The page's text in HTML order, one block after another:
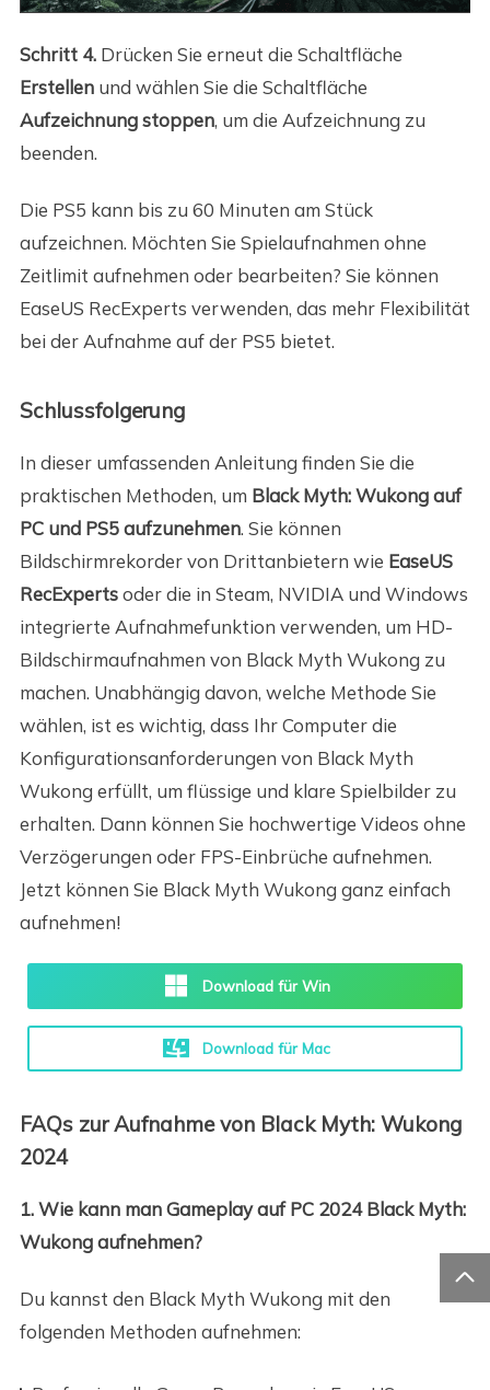
Schritt 4. Drücken Sie erneut die Schaltfläche
Erstellen und wählen Sie die Schaltfläche
Aufzeichnung stoppen, um die Aufzeichnung zu
beenden.
Die PS5 kann bis zu 60 Minuten am Stück
aufzeichnen. Möchten Sie Spielaufnahmen ohne
Zeitlimit aufnehmen oder bearbeiten? Sie können
EaseUS RecExperts verwenden, das mehr Flexibilität
bei der Aufnahme auf der PS5 bietet.
Schlussfolgerung
In dieser umfassenden Anleitung finden Sie die
praktischen Methoden, um Black Myth: Wukong auf
PC und PS5 aufzunehmen. Sie können
Bildschirmrekorder von Drittanbietern wie EaseUS
RecExpertsoder die in Steam, NVIDIA und Windows
integrierte Aufnahmefunktion verwenden, um HD-
Bildschirmaufnahmen von Black Myth Wukong zu
machen. Unabhängig davon, welche Methode Sie
wählen, ist es wichtig, dass Ihr Computer die
Konfigurationsanforderungen von Black Myth
Wukong erfüllt, um flüssige und klare Spielbilder zu
erhalten. Dann können Sie hochwertige Videos ohne
Verzögerungen oder FPS-Einbrüche aufnehmen.
Jetzt können Sie Black Myth Wukong ganz einfach
aufnehmen!
Download für Win
Download für Mac
FAQs zur Aufnahme von Black Myth: Wukong
2024
1. Wie kann man Gameplay auf PC 2024 Black Myth:
Wukong aufnehmen?
Du kannst den Black Myth Wukong mit den
folgenden Methoden aufnehmen:
